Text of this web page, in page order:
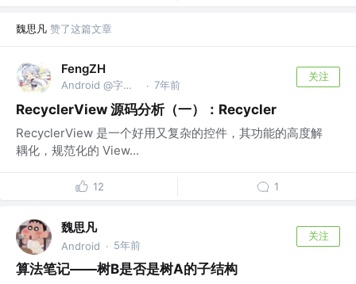
魏思凡 赞了这篇文章
FengZH
Android @字节跳动 · 7年前
关注
RecyclerView 源码分析（一）：Recycler
RecyclerView 是一个好用又复杂的控件，其功能的高度解
耦化，规范化的 View...
12 1
魏思凡
Android · 5年前
关注
算法笔记——树B是否是树A的子结构